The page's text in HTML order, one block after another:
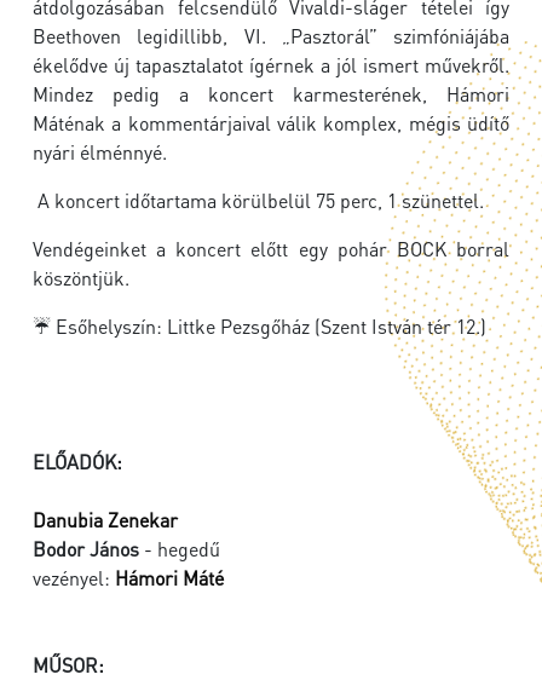
átdolgozásában felcsendülő Vivaldi-sláger tételei így
Beethoven legidillibb, VI. „Pasztorál” szimfóniájába
ékelődve új tapasztalatot ígérnek a jól ismert művekről.
Mindez pedig a koncert karmesterének, Hámori
Máténak a kommentárjaival válik komplex, mégis üdítő
nyári élménnyé.
A koncert időtartama körülbelül 75 perc, 1 szünettel.
Vendégeinket a koncert előtt egy pohár BOCK borral
köszöntjük.
☔ Esőhelyszín: Littke Pezsgőház (Szent István tér 12.)
ELŐADÓK:
Danubia Zenekar
Bodor János - hegedű
vezényel: Hámori Máté
MŰSOR: